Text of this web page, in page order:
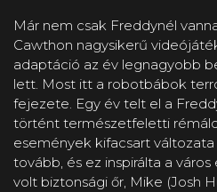
Már nem csak Freddynél
Cawthon nagysikerű
adaptáció az év legnagyobb
lett. Most itt a robotbábok
fejezete. Egy év telt el a
történt természetfeletti
események kifacsart
tovább, és ez inspirálta a város
volt biztonsági őr, Mike (Josh